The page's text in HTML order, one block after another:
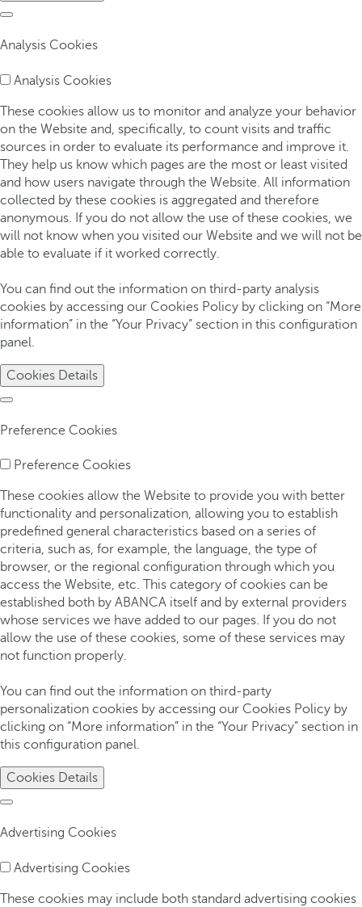
Analysis Cookies
Analysis Cookies
These cookies allow us to monitor and analyze your behavior
on the Website and, specifically, to count visits and traffic
sources in order to evaluate its performance and improve it.
They help us know which pages are the most or least visited
and how users navigate through the Website. All information
collected by these cookies is aggregated and therefore
anonymous. If you do not allow the use of these cookies, we
will not know when you visited our Website and we will not be
able to evaluate if it worked correctly.
You can find out the information on third-party analysis
cookies by accessing our Cookies Policy by clicking on “More
information” in the “Your Privacy” section in this configuration
panel.
Cookies Details
Preference Cookies
Preference Cookies
These cookies allow the Website to provide you with better
functionality and personalization, allowing you to establish
predefined general characteristics based on a series of
criteria, such as, for example, the language, the type of
browser, or the regional configuration through which you
access the Website, etc. This category of cookies can be
established both by ABANCA itself and by external providers
whose services we have added to our pages. If you do not
allow the use of these cookies, some of these services may
not function properly.
You can find out the information on third-party
personalization cookies by accessing our Cookies Policy by
clicking on “More information” in the “Your Privacy” section in
this configuration panel.
Cookies Details
Advertising Cookies
Advertising Cookies
These cookies may include both standard advertising cookies